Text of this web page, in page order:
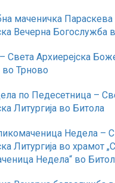
маченичка Параскева
Вечерна Богослужба
Света Архиерејска
во Трново
по Педесетница –
Литургија во Битола
Недела –
Литургија во храмот
Недела“ во